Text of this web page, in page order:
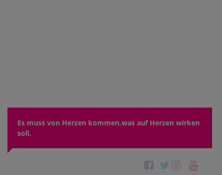
Es muss von Herzen kommen,was auf Herzen wirken
soll.